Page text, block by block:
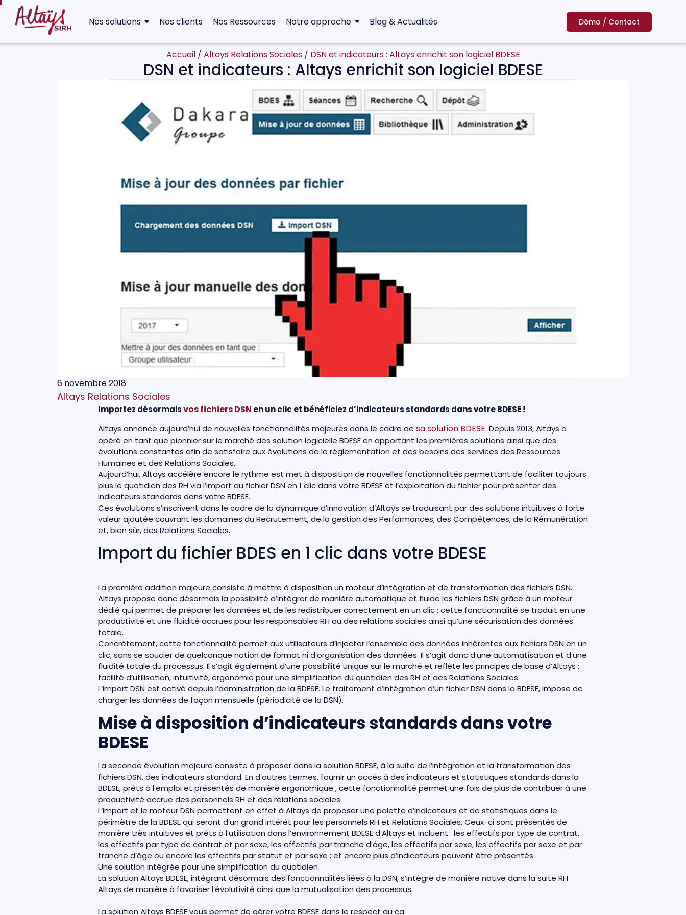
Nos solutions Nos clients Nos Ressources Notre approche Blog & Actualités Démo / Contact
Accueil / Altays Relations Sociales / DSN et indicateurs : Altays enrichit son logiciel BDESE
DSN et indicateurs : Altays enrichit son logiciel BDESE
6 novembre 2018
Altays Relations Sociales
Importez désormaisvos fichiers DSN en un clic et bénéficiez d’indicateurs standards dans votre BDESE !
Altays annonce aujourd’hui de nouvelles fonctionnalités majeures dans le cadre de sa solution BDESE. Depuis 2013, Altays a
opéré en tant que pionnier sur le marché des solution logicielle BDESE en apportant les premières solutions ainsi que des
évolutions constantes afin de satisfaire aux évolutions de la réglementation et des besoins des services des Ressources
Humaines et des Relations Sociales.
Aujourd’hui, Altays accélère encore le rythme est met à disposition de nouvelles fonctionnalités permettant de faciliter toujours
plus le quotidien des RH via l’import du fichier DSN en 1 clic dans votre BDESE et l’exploitation du fichier pour présenter des
indicateurs standards dans votre BDESE.
Ces évolutions s’inscrivent dans le cadre de la dynamique d’innovation d’Altays se traduisant par des solutions intuitives à forte
valeur ajoutée couvrant les domaines du Recrutement, de la gestion des Performances, des Compétences, de la Rémunération
et, bien sûr, des Relations Sociales.
Import du fichier BDES en 1 clic dans votre BDESE
La première addition majeure consiste à mettre à disposition un moteur d’intégration et de transformation des fichiers DSN.
Altays propose donc désormais la possibilité d’intégrer de manière automatique et fluide les fichiers DSN grâce à un moteur
dédié qui permet de préparer les données et de les redistribuer correctement en un clic ; cette fonctionnalité se traduit en une
productivité et une fluidité accrues pour les responsables RH ou des relations sociales ainsi qu’une sécurisation des données
totale.
Concrètement, cette fonctionnalité permet aux utilisateurs d’injecter l’ensemble des données inhérentes aux fichiers DSN en un
clic, sans se soucier de quelconque notion de format ni d’organisation des données. Il s’agit donc d’une automatisation et d’une
fluidité totale du processus. Il s’agit également d’une possibilité unique sur le marché et reflète les principes de base d’Altays :
facilité d’utilisation, intuitivité, ergonomie pour une simplification du quotidien des RH et des Relations Sociales.
L’import DSN est activé depuis l’administration de la BDESE. Le traitement d’intégration d’un fichier DSN dans la BDESE, impose de
charger les données de façon mensuelle (périodicité de la DSN).
Mise à disposition d’indicateurs standards dans votre
BDESE
La seconde évolution majeure consiste à proposer dans la solution BDESE, à la suite de l’intégration et la transformation des
fichiers DSN, des indicateurs standard. En d’autres termes, fournir un accès à des indicateurs et statistiques standards dans la
BDESE, prêts à l’emploi et présentés de manière ergonomique ; cette fonctionnalité permet une fois de plus de contribuer à une
productivité accrue des personnels RH et des relations sociales.
L’import et le moteur DSN permettent en effet à Altays de proposer une palette d’indicateurs et de statistiques dans le
périmètre de la BDESE qui seront d’un grand intérêt pour les personnels RH et Relations Sociales. Ceux-ci sont présentés de
manière très intuitives et prêts à l’utilisation dans l’environnement BDESE d’Altays et incluent : les effectifs par type de contrat,
les effectifs par type de contrat et par sexe, les effectifs par tranche d’âge, les effectifs par sexe, les effectifs par sexe et par
tranche d’âge ou encore les effectifs par statut et par sexe ; et encore plus d’indicateurs peuvent être présentés.
Une solution intégrée pour une simplification du quotidien
La solution Altays BDESE, intégrant désormais des fonctionnalités liées à la DSN, s’intègre de manière native dans la suite RH
Altays de manière à favoriser l’évolutivité ainsi que la mutualisation des processus.
La solution Altays BDESE vous permet de gérer votre BDESE dans le respect du ca